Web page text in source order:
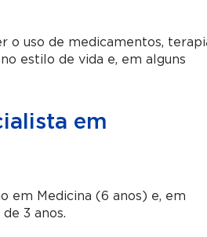
o uso de medicamentos,
estilo de vida e, em alguns
em
em Medicina (6 anos) e, em
3 anos.